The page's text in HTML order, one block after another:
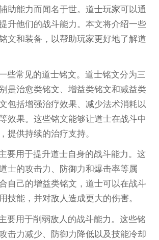
助能力而闻名于世。道士玩家可以通
升他们的战斗能力。本文将介绍一些
文和装备，以帮助玩家更好地了解道
些常见的道士铭文。道士铭文分为三
是治愈类铭文、增益类铭文和减益类
包括增强治疗效果、减少法术消耗以
效果。这些铭文能够让道士在战斗中
提供持续的治疗支持。
要用于提升道士自身的战斗能力。这
士的攻击力、防御力和爆击率等属
自己的增益类铭文，道士可以在战斗
技能，并对敌人造成更大的伤害。
要用于削弱敌人的战斗能力。这些铭
击力减少、防御力降低以及技能冷却